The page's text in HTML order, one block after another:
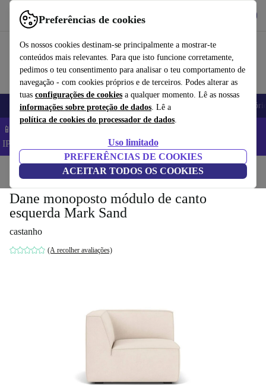
Preferências de cookies
Os nossos cookies destinam-se principalmente a mostrar-te
conteúdos mais relevantes. Para que isto funcione corretamente,
pedimos o teu consentimento para analisar o teu comportamento de
navegação - com cookies próprios e de terceiros. Podes alterar as
tuas configurações de cookies a qualquer momento. Lê as nossas
informações sobre proteção de dados. Lê a
política de cookies do processador de dados.
Uso limitado
PREFERÊNCIAS DE COOKIES
ACEITAR TODOS OS COOKIES
Use o refurbed de forma rápida e fácil
Telemóveis Computadores Portáteis Tablets
📱 Poupa 5% EXTRA em todos os iPhones – Código:
IPHONEDEAL –
Início Casa Móveis
Dane monoposto módulo de canto
esquerda Mark Sand
castanho
(A recolher avaliações)